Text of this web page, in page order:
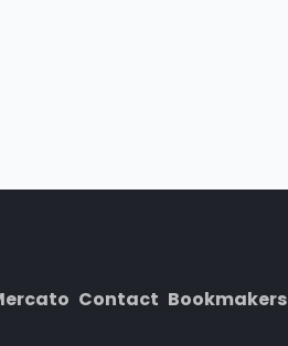
Contact Bookmakers